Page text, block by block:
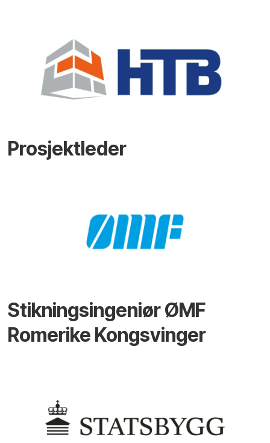
Prosjektleder
Stikningsingeniør ØMF
Romerike Kongsvinger